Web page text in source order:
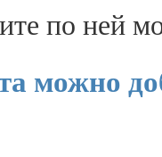
по ней
можно